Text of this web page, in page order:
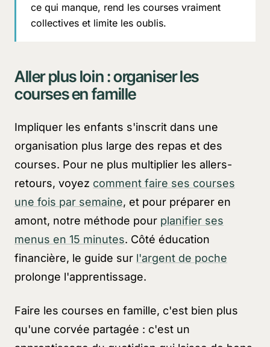
ce qui manque, rend les courses vraiment
collectives et limite les oublis.
Aller plus loin : organiser les
courses en famille
Impliquer les enfants s'inscrit dans une
organisation plus large des repas et des
courses. Pour ne plus multiplier les allers-
retours, voyez comment faire ses courses
une fois par semaine, et pour préparer en
amont, notre méthode pour planifier ses
menus en 15 minutes. Côté éducation
financière, le guide sur l'argent de poche
prolonge l'apprentissage.
Faire les courses en famille, c'est bien plus
qu'une corvée partagée : c'est un